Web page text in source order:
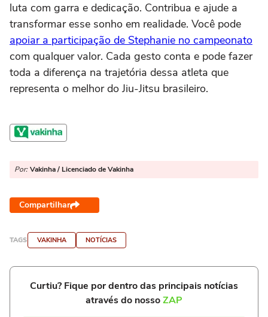
luta com garra e dedicação. Contribua e ajude a
transformar esse sonho em realidade. Você pode
apoiar a participação de Stephanie no campeonato
com qualquer valor. Cada gesto conta e pode fazer
toda a diferença na trajetória dessa atleta que
representa o melhor do Jiu-Jitsu brasileiro.
Por: Vakinha / Licenciado de Vakinha
Compartilhar
TAGS VAKINHA NOTÍCIAS
Curtiu? Fique por dentro das principais notícias
através do nossoZAP